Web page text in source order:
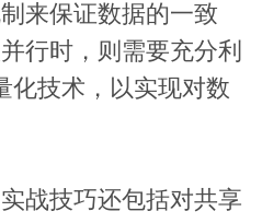
来保证数据的一致
行时，则需要充分利
化技术，以实现对数
战技巧还包括对共享